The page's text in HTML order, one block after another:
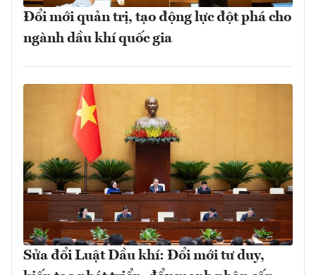
Đổi mới quản trị, tạo động lực đột phá cho
ngành dầu khí quốc gia
Sửa đổi Luật Dầu khí: Đổi mới tư duy,